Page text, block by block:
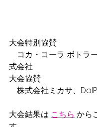
大会特別協賛
コカ・コーラ ボトラ
式会社
大会協賛
株式会社ミカサ、
大会結果は こちら から